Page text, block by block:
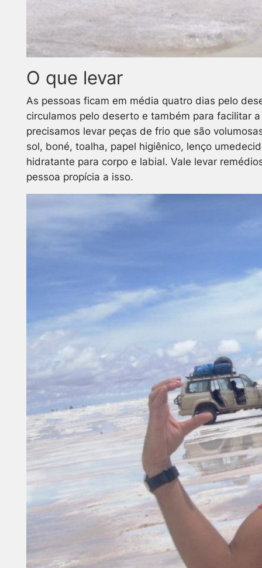
O que levar
As pessoas ficam em média quatro dias pelo
circulamos pelo deserto e também para facilitar
precisamos levar peças de frio que são
sol, boné, toalha, papel higiênico, lenço
hidratante para corpo e labial. Vale levar
pessoa propícia a isso.